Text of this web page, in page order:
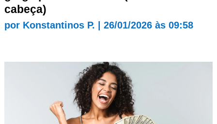
cabeça)
por Konstantinos P. 26/01/2026 às 09:58